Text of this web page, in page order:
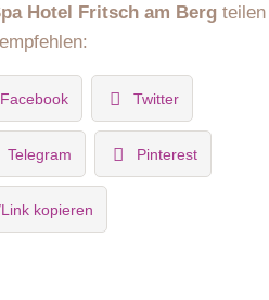
Hotel Fritsch am Berg teilen
Facebook Twitter
Telegram Pinterest
kopieren